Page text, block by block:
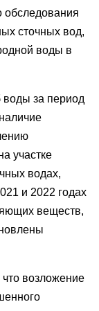
обследования
сточных вод,
воды в
воды за период
участке
водах,
и 2022 годах
веществ,
возложение